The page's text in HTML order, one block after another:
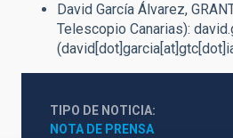
David García Álvarez,
Telescopio Canarias):
TIPO DE NOTICIA
NOTA DE PRENSA